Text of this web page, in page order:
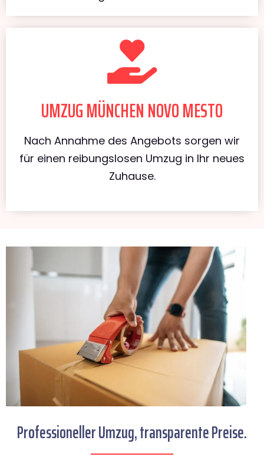
UMZUG MÜNCHEN NOVO MESTO
Nach Annahme des Angebots sorgen wir
für einen reibungslosen Umzug in Ihr neues
Zuhause.
Professioneller Umzug, transparente Preise.